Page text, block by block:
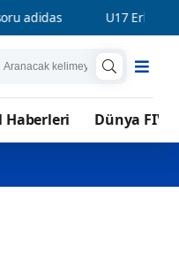
U17 Erkek Milli
Haberleri Dünya